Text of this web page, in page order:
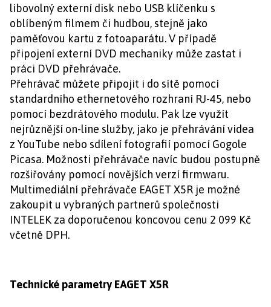
libovolný externí disk nebo USB klíčenku s
oblíbeným filmem či hudbou, stejně jako
paměťovou kartu z fotoaparátu. V případě
připojení externí DVD mechaniky může zastat i
práci DVD přehrávače.
Přehrávač můžete připojit i do sítě pomocí
standardního ethernetového rozhraní RJ-45, nebo
pomocí bezdrátového modulu. Pak lze využít
nejrůznější on-line služby, jako je přehrávání videa
z YouTube nebo sdílení fotografií pomocí Gogole
Picasa. Možnosti přehrávače navíc budou postupně
rozšiřovány pomocí novějších verzí firmwaru.
Multimediální přehrávače EAGET X5R je možné
zakoupit u vybraných partnerů společnosti
INTELEK za doporučenou koncovou cenu 2 099 Kč
včetně DPH.
Technické parametry EAGET X5R